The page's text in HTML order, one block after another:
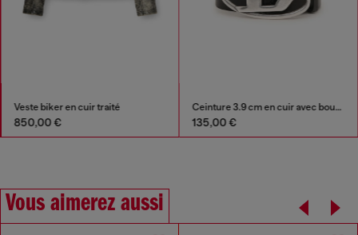
Veste biker en cuir traité
850,00 €
Ceinture 3.9 cm en cuir avec boucle D
135,00 €
Vous aimerez aussi